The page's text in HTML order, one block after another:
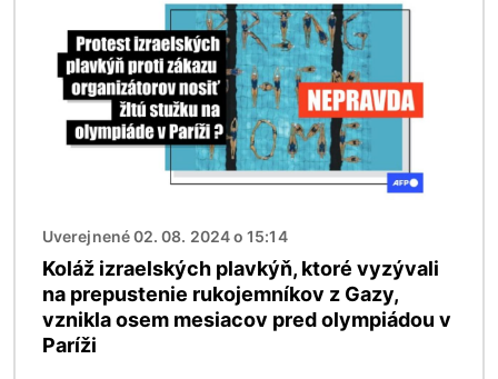
Uverejnené 02. 08. 2024 o 15:14
Koláž izraelských plavkýň, ktoré vyzývali
na prepustenie rukojemníkov z Gazy,
vznikla osem mesiacov pred olympiádou v
Paríži